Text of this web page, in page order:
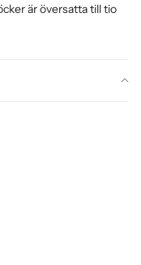
är översatta till tio